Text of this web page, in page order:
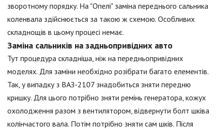
зворотному порядку. На "Опелі" заміна переднього сальника
коленвала здійснюється за такою ж схемою. Особливих
складнощів в цьому процесі немає.
Заміна сальників на задньопривідних авто
Тут процедура складніша, ніж на передньопривідних
моделях. Для заміни необхідно розібрати багато елементів.
Так, у випадку з ВАЗ-2107 знадобиться зняти передню
кришку. Для цього потрібно зняти ремінь генератора, кожух
охолодження разом з вентилятором, відвернути болт шківа
колінчастого вала. Потім потрібно зняти сам шків. Після